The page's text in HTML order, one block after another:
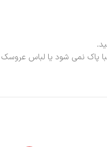
پاک نمی شود یا لباس عروسک